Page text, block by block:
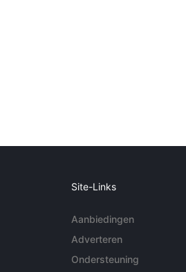
Site-Links
Aanbiedingen
Adverteren
Ondersteuning